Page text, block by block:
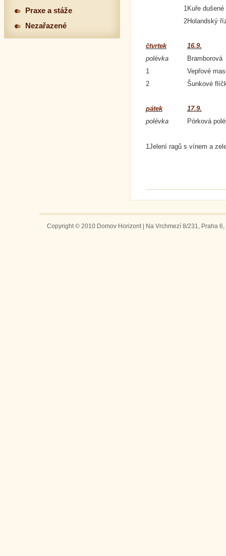
1Kuře
2Holandský
čtvrtek
16.9.
polévka
Bramborová
1
Vepřové
2
Šunkové
pátek
17.9.
polévka
Pórková
1Jelení ragů s vínem a
Praxe a stáže
Nezařazené
Copyright © 2010 Domov Horizont | Na Vrchmezí 8/231, Praha